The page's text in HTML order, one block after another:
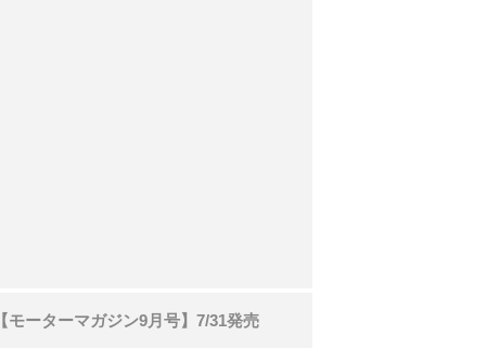
【モーターマガジン9月号】7/31発売